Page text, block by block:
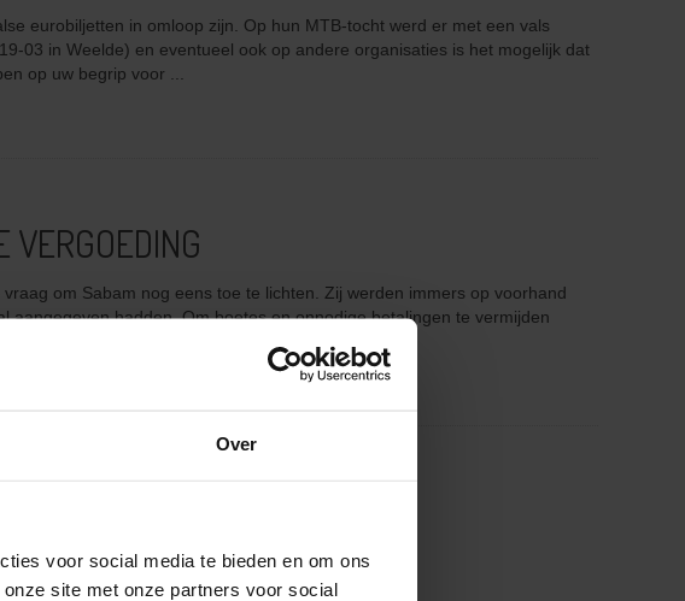
Over
voor social media te bieden en om ons
site met onze partners voor social
eurobiljetten in omloop zijn. Op hun MTB-tocht werd er met een vals
03 in Weelde) en eventueel ook op andere organisaties is het mogelijk dat
op uw begrip voor ...
VERGOEDING
om Sabam nog eens toe te lichten. Zij werden immers op voorhand
hadden. Om boetes en onnodige betalingen te vermijden
website.